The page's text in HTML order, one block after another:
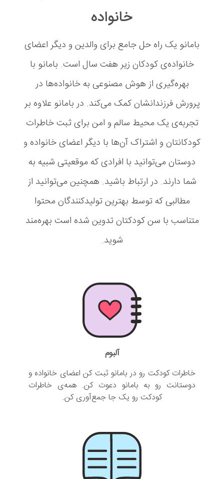
خانواده
بامانو یک راه حل جامع برای والدین و دیگر اعضای
خانواده‌ی کودکان زیر هفت سال است. بامانو با
بهره‌گیری از هوش مصنوعی به خانواده‌ها در
پرورش فرزندانشان کمک می‌کند. در بامانو علاوه بر
تجربه‌ی یک محیط سالم و امن برای ثبت خاطرات
کودکانتان و اشتراک ‌آن‌ها با دیگر اعضای خانواده و
دوستان می‌توانید با افرادی که موقعیتی شبیه به
شما دارند. در ارتباط باشید. همچنین می‌توانید از
مطالبی که توسط بهترین تولیدکنندگان محتوا
متناسب با سن کودکتان تدوین شده است بهره‌مند
شوید.
آلبوم
خاطرات کودکت رو در بامانو ثبت کن اعضای خانواده و
دوستانت رو به بامانو دعوت کن. همه‌ی خاطرات
کودکت رو یک جا جمع‌آوری کن.